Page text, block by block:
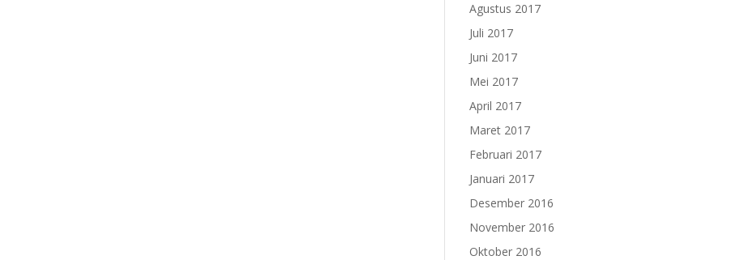
Agustus 2017
Juli 2017
Juni 2017
Mei 2017
April 2017
Maret 2017
Februari 2017
Januari 2017
Desember 2016
November 2016
Oktober 2016